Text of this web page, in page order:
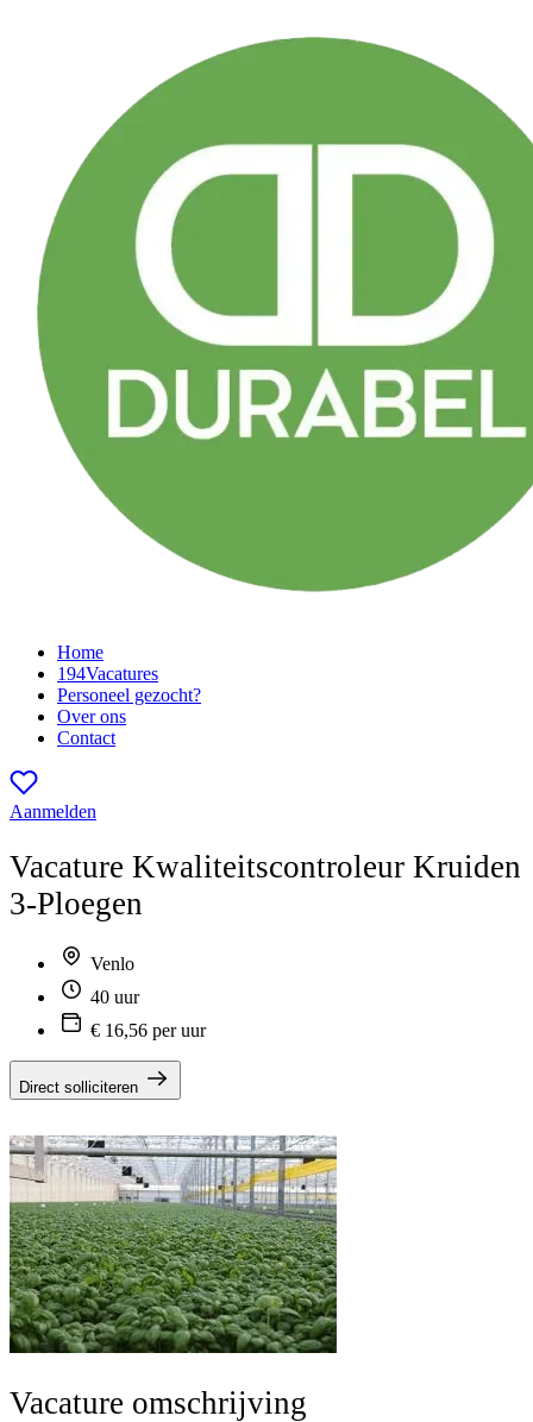
Home
194Vacatures
Personeel gezocht?
Over ons
Contact
Aanmelden
Vacature Kwaliteitscontroleur Kruiden
3-Ploegen
Venlo
40 uur
€ 16,56 per uur
Direct solliciteren
Vacature omschrijving